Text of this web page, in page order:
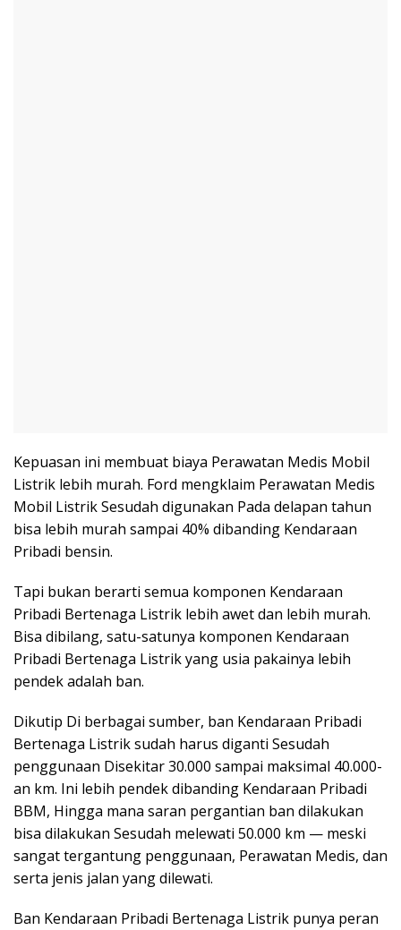
Kepuasan ini membuat biaya Perawatan Medis Mobil
Listrik lebih murah. Ford mengklaim Perawatan Medis
Mobil Listrik Sesudah digunakan Pada delapan tahun
bisa lebih murah sampai 40% dibanding Kendaraan
Pribadi bensin.
Tapi bukan berarti semua komponen Kendaraan
Pribadi Bertenaga Listrik lebih awet dan lebih murah.
Bisa dibilang, satu-satunya komponen Kendaraan
Pribadi Bertenaga Listrik yang usia pakainya lebih
pendek adalah ban.
Dikutip Di berbagai sumber, ban Kendaraan Pribadi
Bertenaga Listrik sudah harus diganti Sesudah
penggunaan Disekitar 30.000 sampai maksimal 40.000-
an km. Ini lebih pendek dibanding Kendaraan Pribadi
BBM, Hingga mana saran pergantian ban dilakukan
bisa dilakukan Sesudah melewati 50.000 km — meski
sangat tergantung penggunaan, Perawatan Medis, dan
serta jenis jalan yang dilewati.
Ban Kendaraan Pribadi Bertenaga Listrik punya peran